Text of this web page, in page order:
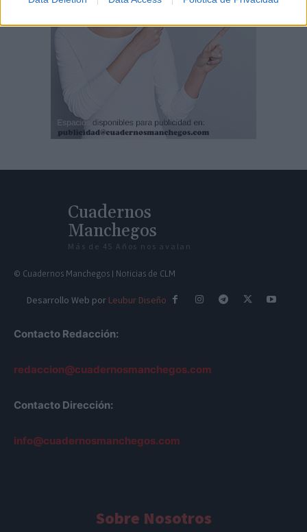
Cuadernos
Manchegos
Más de 45 Años nos avalan
© Cuadernos Manchegos | Noticias de CLM
Desarrollo Web por Leubur Diseño
Contacto Redacción:
redaccion@cuadernosmanchegos.com
Contacto Dirección:
info@cuadernosmanchegos.com
Sobre Nosotros